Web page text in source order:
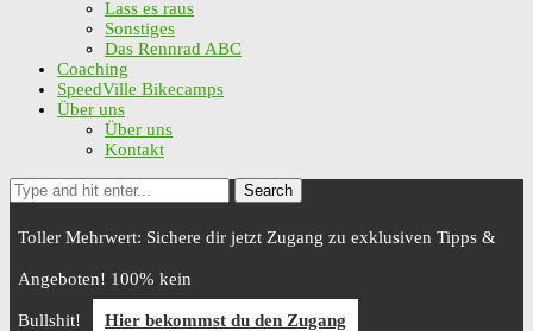
Lass es raus
Sonstiges
Das Rennrad ABC
Coaching
SpeedVille Bikecamps
Über uns
Über uns
Kontakt
Search
Toller Mehrwert: Sichere dir jetzt Zugang zu exklusiven Tipps &
Angeboten! 100% kein
Bullshit! Hier bekommst du den Zugang